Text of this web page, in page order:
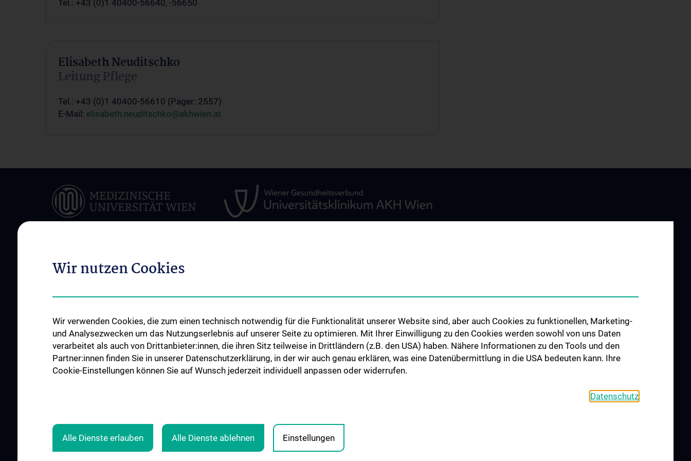
Tel.: +43 (0)1 40400-56640, -56650
Elisabeth Neuditschko
Leitung Pflege
Tel.: +43 (0)1 40400-56610 (Pager: 2557)
E-Mail: elisabeth.neuditschko@akhwien.at
ÜBER UNS
News
Events
INFORMATIONEN FÜR
Ambulanzen
Erkrankungen &
Behandlungsspektrum
Allgemeine Hals-, Nasen- und
Phoniatrie-Logopädie
Wir nutzen Cookies
Wir verwenden Cookies, die zum einen technisch notwendig für die Funktionalität unserer Website sind, aber auch Cookies zu funktionellen, Marketing-
und Analysezwecken um das Nutzungserlebnis auf unserer Seite zu optimieren. Mit Ihrer Einwilligung zu den Cookies werden sowohl von uns Daten
verarbeitet als auch von Drittanbieter:innen, die ihren Sitz teilweise in Drittländern (z.B. den USA) haben. Nähere Informationen zu den Tools und den
Partner:innen finden Sie in unserer Datenschutzerklärung, in der wir auch genau erklären, was eine Datenübermittlung in die USA bedeuten kann. Ihre
Cookie-Einstellungen können Sie auf Wunsch jederzeit individuell anpassen oder widerrufen.
Datenschutz
Alle Dienste erlauben Alle Dienste ablehnen Einstellungen